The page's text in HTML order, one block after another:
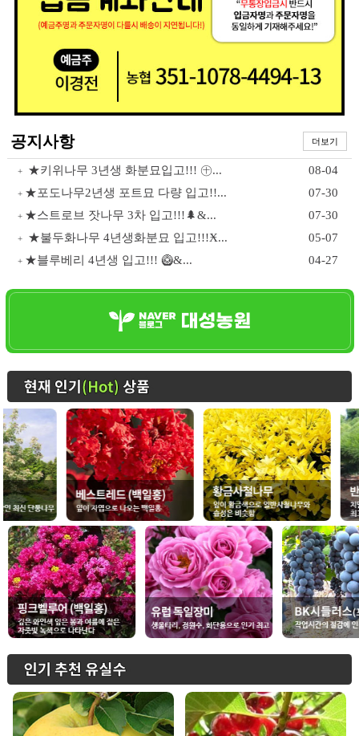
공지사항 더보기
+ ★키위나무 3년생 화분묘입고!!! ㊉... 08-04
+ ★포도나무2년생 포트묘 다량 입고!!... 07-30
+ ★스트로브 잣나무 3차 입고!!!🌲&... 07-30
+ ★불두화나무 4년생화분묘 입고!!!Ӿ... 05-07
+ ★블루베리 4년생 입고!!! 🥝&... 04-27